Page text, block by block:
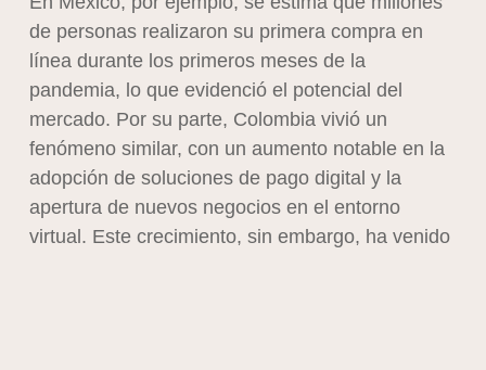
de personas realizaron su primera compra en
línea durante los primeros meses de la
pandemia, lo que evidenció el potencial del
mercado. Por su parte, Colombia vivió un
fenómeno similar, con un aumento notable en la
adopción de soluciones de pago digital y la
apertura de nuevos negocios en el entorno
virtual. Este crecimiento, sin embargo, ha venido